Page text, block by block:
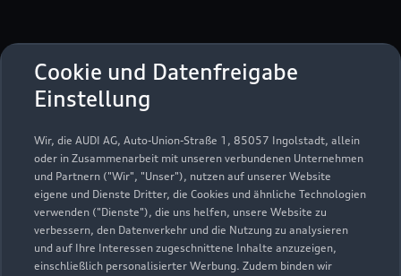
Cookie und Datenfreigabe
Einstellung
Wir, die AUDI AG, Auto-Union-Straße 1, 85057 Ingolstadt, allein
oder in Zusammenarbeit mit unseren verbundenen Unternehmen
und Partnern ("Wir", "Unser"), nutzen auf unserer Website
eigene und Dienste Dritter, die Cookies und ähnliche Technologien
verwenden ("Dienste"), die uns helfen, unsere Website zu
verbessern, den Datenverkehr und die Nutzung zu analysieren
und auf Ihre Interessen zugeschnittene Inhalte anzuzeigen,
einschließlich personalisierter Werbung. Zudem binden wir
85356 Freising
08161 99990
schowalter.disposition@autohaus-
schowalter.de